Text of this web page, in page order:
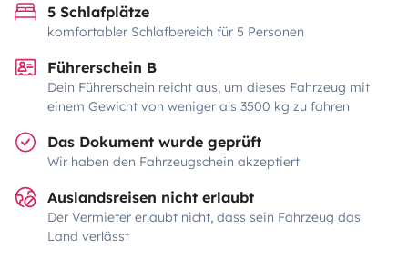
5 Schlafplätze
komfortabler Schlafbereich für 5 Personen
Führerschein B
Dein Führerschein reicht aus, um dieses Fahrzeug mit
einem Gewicht von weniger als 3500 kg zu fahren
Das Dokument wurde geprüft
Wir haben den Fahrzeugschein akzeptiert
Auslandsreisen nicht erlaubt
Der Vermieter erlaubt nicht, dass sein Fahrzeug das
Land verlässt